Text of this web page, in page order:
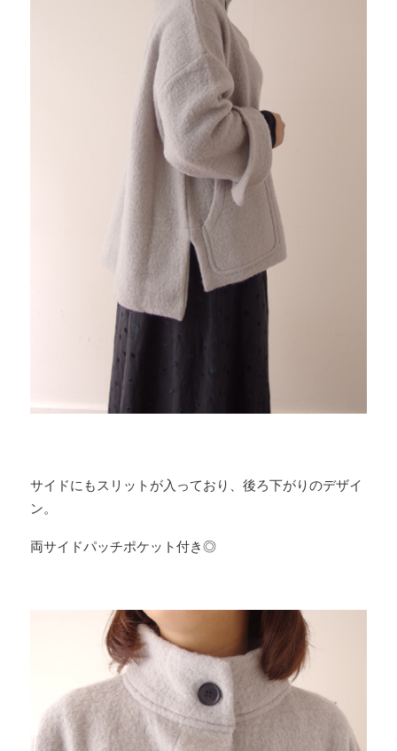
サイドにもスリットが入っており、後ろ下がりのデザイ
ン。
両サイドパッチポケット付き◎